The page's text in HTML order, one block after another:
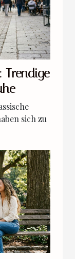
Trendige
sich zu